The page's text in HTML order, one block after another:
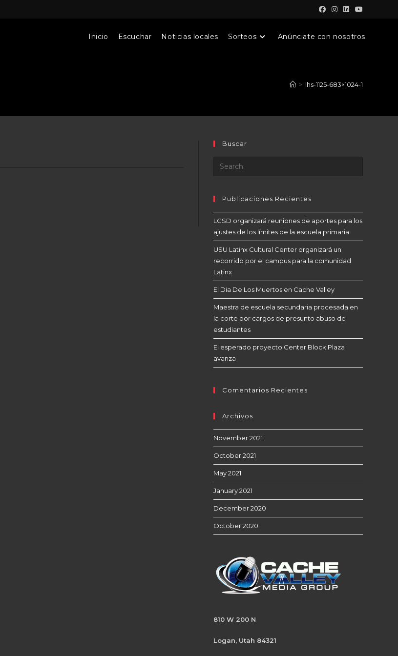
Inicio Escuchar Noticias locales Sorteos Anúnciate con nosotros
> lhs-1125-683×1024-1
Buscar
Publicaciones Recientes
LCSD organizará reuniones de aportes para los
ajustes de los límites de la escuela primaria
USU Latinx Cultural Center organizará un
recorrido por el campus para la comunidad
Latinx
El Dia De Los Muertos en Cache Valley
Maestra de escuela secundaria procesada en
la corte por cargos de presunto abuso de
estudiantes
El esperado proyecto Center Block Plaza
avanza
Comentarios Recientes
Archivos
November 2021
October 2021
May 2021
January 2021
December 2020
October 2020
810 W 200 N
Logan, Utah 84321